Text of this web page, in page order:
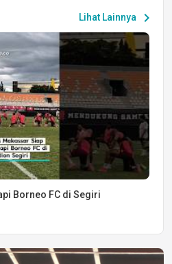
Lihat Lainnya chevron_right
Borneo FC di Segiri